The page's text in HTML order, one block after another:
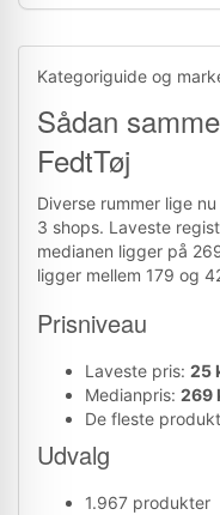
Kategoriguide og
Sådan
FedtTøj
Diverse rummer lige
3 shops. Laveste
medianen ligger på
ligger mellem 179 og
Prisniveau
Laveste pris: 25
Medianpris: 269
De fleste
Udvalg
1.967 produkter